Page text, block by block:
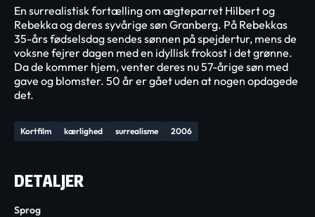
Kortfilm kærlighed surrealisme 2006
En surrealistisk fortælling om ægteparret Hilbert og
Rebekka og deres syvårige søn Granberg. På Rebekkas
35-års fødselsdag sendes sønnen på spejdertur, mens de
voksne fejrer dagen med en idyllisk frokost i det grønne.
Da de kommer hjem, venter deres nu 57-årige søn med
gave og blomster. 50 år er gået uden at nogen opdagede
det.
DETALJER
Sprog